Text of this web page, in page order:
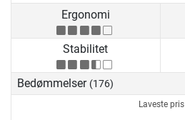
Ergonomi
Stabilitet
Bedømmelser (176)
Laveste